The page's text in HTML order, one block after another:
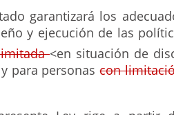
garantizará los
y ejecución de las
<en situación de
para personascon